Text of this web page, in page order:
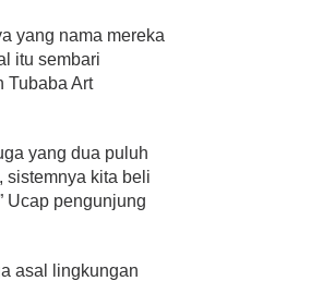
yang nama mereka
itu sembari
Tubaba Art
yang dua puluh
sistemnya kita beli
Ucap pengunjung
asal lingkungan